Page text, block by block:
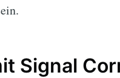
Signal